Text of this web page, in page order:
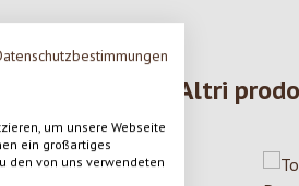
um unsere Webseite
ein großartiges
den von uns verwendeten
Altri